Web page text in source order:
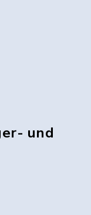
und